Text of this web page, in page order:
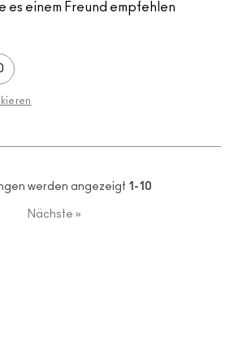
es einem Freund empfehlen
werden angezeigt 1-10
Nächste »